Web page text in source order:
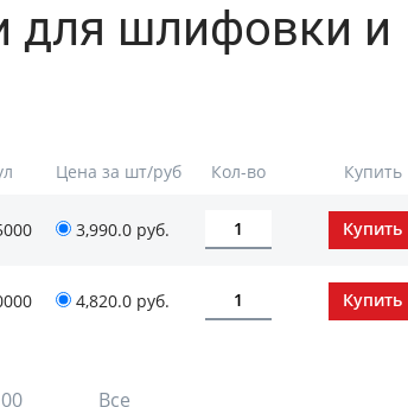
для шлифовки и
Цена за шт/руб Кол-во Купить
3,990.0 руб.
4,820.0 руб.
Все